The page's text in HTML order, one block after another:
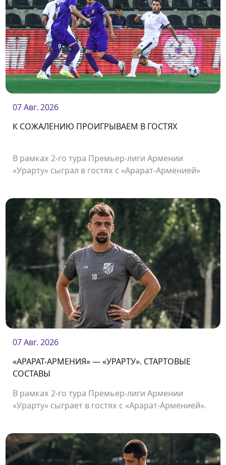
07 Авг. 2026
К СОЖАЛЕНИЮ ПРОИГРЫВАЕМ В ГОСТЯХ
В рамках 2-го тура Премьер-лиги Армении
«Урарту» сыграл в гостях с «Арарат-Арменией»
07 Авг. 2026
«АРАРАТ-АРМЕНИЯ» — «УРАРТУ». СТАРТОВЫЕ
СОСТАВЫ
В рамках 2-го тура Премьер-лиги Армении
«Урарту» сыграет в гостях с «Арарат-Арменией».